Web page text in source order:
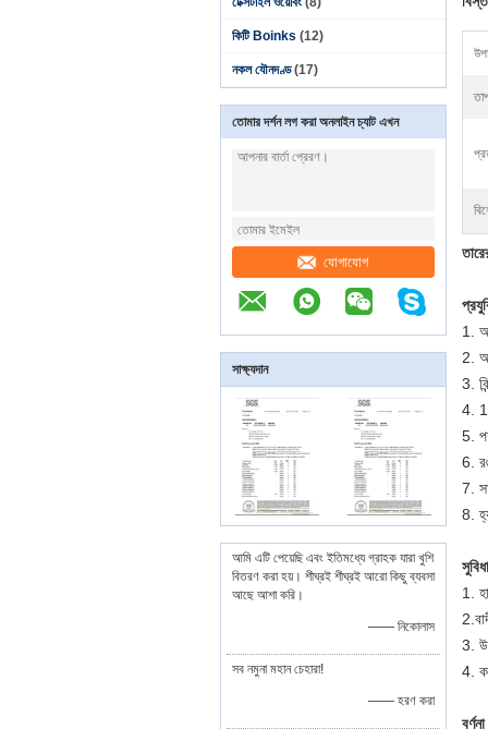
কিটি Boinks (12)
নকল যৌনদণ্ড (17)
তোমার দর্শন লগ করা অনলাইন চ্যাট এখন
যোগাযোগ
সাক্ষ্যদান
আমি এটি পেয়েছি এবং ইতিমধ্যে গ্রাহক যারা খুশি
বিতরণ করা হয়। শীঘ্রই শীঘ্রই আরো কিছু ব্যবসা
আছে আশা করি।
—— নিকোলাস
সব নমুনা মহান চেহারা!
—— হরণ করা
1.
2.
3.
4.
5.
6.
7.
8.
1.
3.
4.